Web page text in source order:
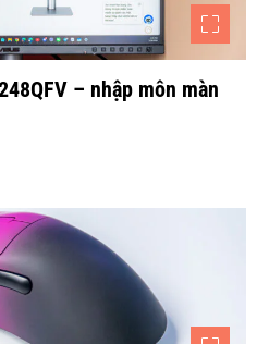
– nhập môn màn